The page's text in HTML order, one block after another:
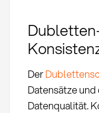
Der
Datensätze
Datenqualität.